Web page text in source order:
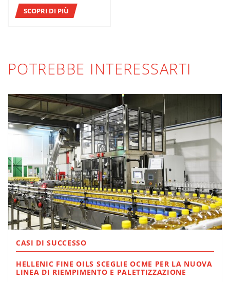
SCOPRI DI PIÙ
POTREBBE INTERESSARTI
CASI DI SUCCESSO
HELLENIC FINE OILS SCEGLIE OCME PER LA NUOVA
LINEA DI RIEMPIMENTO E PALETTIZZAZIONE